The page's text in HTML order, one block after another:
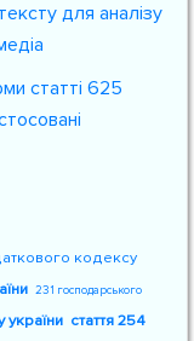
для аналізу
статті 625
кодексу
231 господарського
україни стаття 254